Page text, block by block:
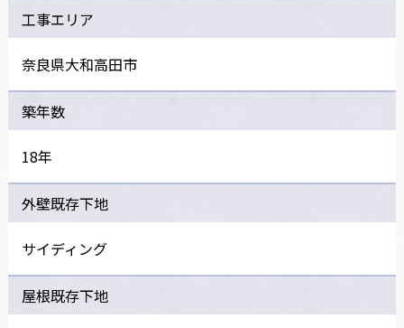
工事エリア
奈良県大和高田市
築年数
18年
外壁既存下地
サイディング
屋根既存下地